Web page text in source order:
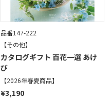
品番147-222
【その他】
カタログギフト 百花一選 あけ
び
【2026年春夏商品】
¥3,190